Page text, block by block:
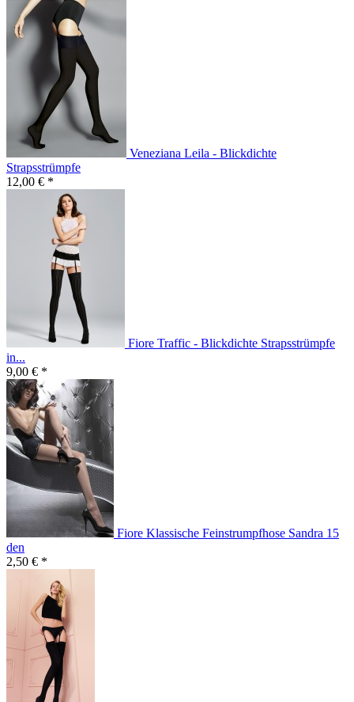
Veneziana Leila - Blickdichte
Strapsstrümpfe
12,00 € *
Fiore Traffic - Blickdichte Strapsstrümpfe
in...
9,00 € *
Fiore Klassische Feinstrumpfhose Sandra 15
den
2,50 € *